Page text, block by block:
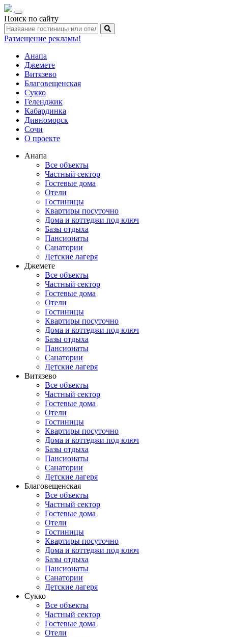
Toggle
navigation
Поиск по сайту
Размещение рекламы!
Анапа
Джемете
Витязево
Благовещенская
Сукко
Геленджик
Кабардинка
Дивноморск
Сочи
О проекте
Анапа
Все объекты
Частный сектор
Гостевые дома
Отели
Гостиницы
Квартиры посуточно
Дома и коттеджи под ключ
Базы отдыха
Пансионаты
Санатории
Детские лагеря
Джемете
Все объекты
Частный сектор
Гостевые дома
Отели
Гостиницы
Квартиры посуточно
Дома и коттеджи под ключ
Базы отдыха
Пансионаты
Санатории
Детские лагеря
Витязево
Все объекты
Частный сектор
Гостевые дома
Отели
Гостиницы
Квартиры посуточно
Дома и коттеджи под ключ
Базы отдыха
Пансионаты
Санатории
Детские лагеря
Благовещенская
Все объекты
Частный сектор
Гостевые дома
Отели
Гостиницы
Квартиры посуточно
Дома и коттеджи под ключ
Базы отдыха
Пансионаты
Санатории
Детские лагеря
Сукко
Все объекты
Частный сектор
Гостевые дома
Отели